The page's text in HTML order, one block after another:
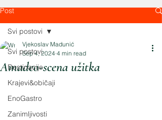
Post
Svi postovi
Destinacije
Krajevi&običaji
EnoGastro
Zanimljivosti
Svi postovi
Amadeo-scena užitka
Vjekoslav Madunić
Sep 4, 2024 4 min read